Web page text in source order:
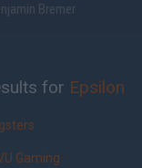
Bremer
for Epsilon
Gaming